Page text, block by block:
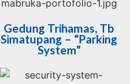
Gedung Trihamas, Tb
Simatupang – “Parking
System”